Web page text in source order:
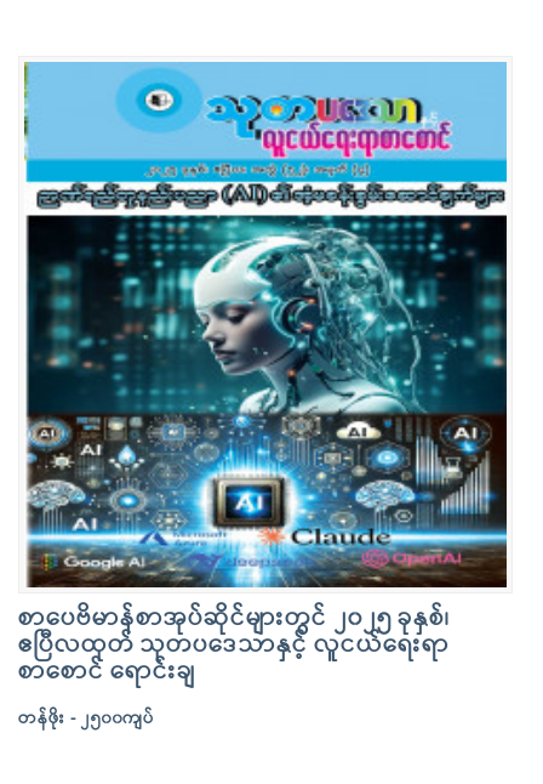
စာပေဗိမာန်စာအုပ်ဆိုင်များတွင် ၂၀၂၅ ခုနှစ်၊
ဧပြီလထုတ် သုတပဒေသာနှင့် လူငယ်ရေးရာ
စာစောင် ရောင်းချ
တန်ဖိုး - ၂၅၀၀ကျပ်